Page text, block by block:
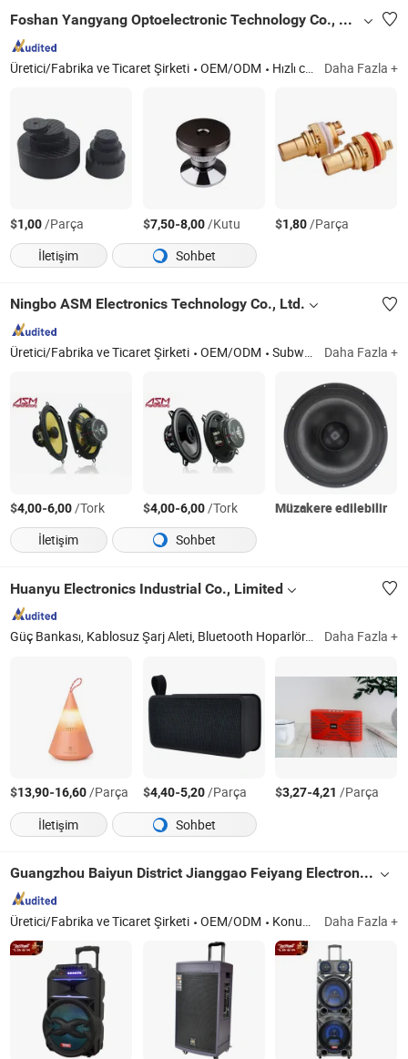
Foshan Yangyang Optoelectronic Technology Co., Ltd.
Üretici/Fabrika ve Ticaret Şirketi OEM/ODM Hızlı cevap Daha Fazla +
$1,00/Parça $7,50-8,00/Kutu $1,80/Parça
İletişim
Sohbet
Ningbo ASM Electronics Technology Co., Ltd.
Üretici/Fabrika ve Ticaret Şirketi OEM/ODM Subwooferlar, Araç Hoparlörü, Hoparlör Kutusu Daha Fazla +
$4,00-6,00/Tork $4,00-6,00/Tork
Müzakere edilebilir
İletişim
Sohbet
Huanyu Electronics Industrial Co., Limited
Güç Bankası, Kablosuz Şarj Aleti, Bluetooth Hoparlör, Bluetooth Kulaklık, Akıllı Saat, Drone, Şarj Adaptörü, Güneş Enerjili Radyo, USB Kablo, Diğer Mobil ve Bilgisayar Aksesuarları Daha Fazla +
$13,90-16,60/Parça $4,40-5,20/Parça $3,27-4,21 /Parça
İletişim
Sohbet
Guangzhou Baiyun District Jianggao Feiyang Electronic Factory
Üretici/Fabrika ve Ticaret Şirketi OEM/ODM Konuşmacı Daha Fazla +